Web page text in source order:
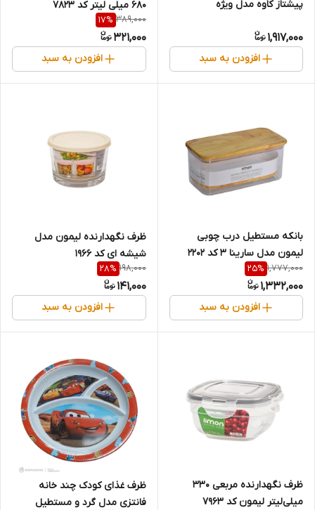
پیشتاز کاوه مدل ویژه
1,917,000
افزودن به سبد
680 میلی لیتر کد 7823
389,000
17%
321,000
افزودن به سبد
بانکه مستطیل درب چوبی
لیمون مدل سارینا 3 کد 2202
1,777,000
25%
1,332,000
افزودن به سبد
ظرف نگهدارنده لیمون مدل
شیشه ای کد 1966
198,000
28%
141,000
افزودن به سبد
ظرف نگهدارنده مربعی ۳۳۰
میلی‌لیتر لیمون کد ۷۹۶۳
ظرف غذای کودک چند خانه
فانتزی مدل گرد و مستطیل